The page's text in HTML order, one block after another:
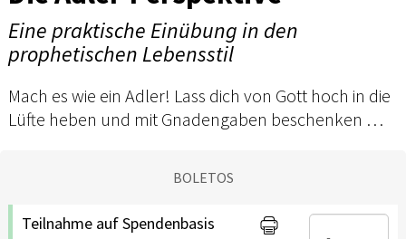
Eine praktische Einübung in den
prophetischen Lebensstil
Mach es wie ein Adler! Lass dich von Gott hoch in die
Lüfte heben und mit Gnadengaben beschenken …
BOLETOS
Teilnahme auf Spendenbasis